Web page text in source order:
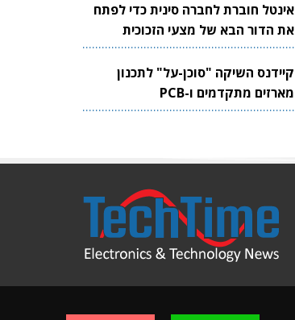
אינטל חוברת לחברה סינית כדי לפתח
את הדור הבא של מצעי הזכוכית
לשבבים
קיידנס השיקה "סוכן-על" לתכנון
מארזים מתקדמים ו-PCB